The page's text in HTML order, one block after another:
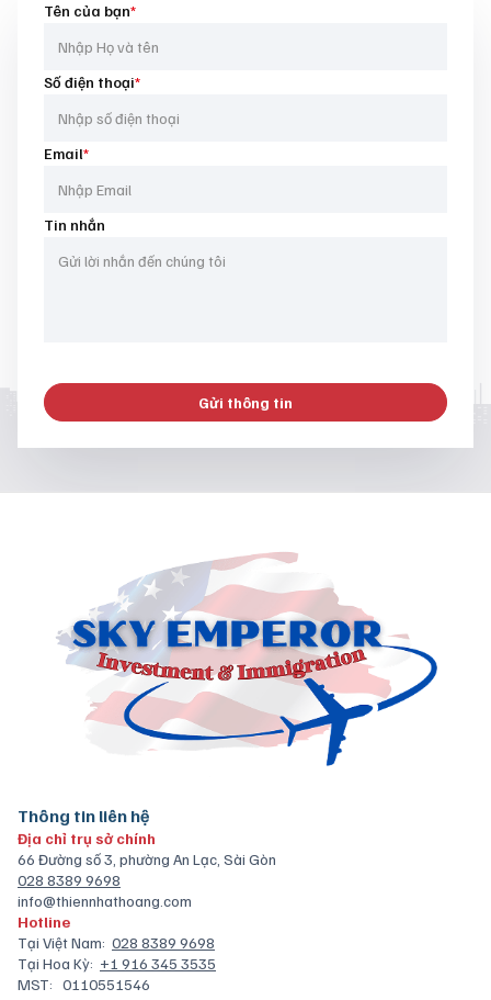
Tên của bạn*
Số điện thoại*
Email*
Tin nhắn
Gửi thông tin
Thông tin liên hệ
Địa chỉ trụ sở chính
66 Đường số 3, phường An Lạc, Sài Gòn
028 8389 9698
info@thiennhathoang.com
Hotline
Tại Việt Nam: 028 8389 9698
Tại Hoa Kỳ: +1 916 345 3535
MST: 0110551546